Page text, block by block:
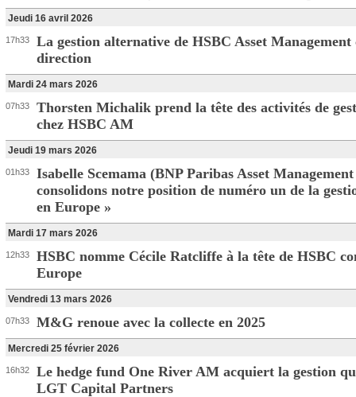
Jeudi 16 avril 2026
17h33
La gestion alternative de HSBC Asset Management
direction
Mardi 24 mars 2026
07h33
Thorsten Michalik prend la tête des activités de
chez HSBC AM
Jeudi 19 mars 2026
01h33
Isabelle Scemama (BNP Paribas Asset
consolidons notre position de numéro un de la
en Europe »
Mardi 17 mars 2026
12h33
HSBC nomme Cécile Ratcliffe à la tête de HSBC
Europe
Vendredi 13 mars 2026
07h33 M&G renoue avec la collecte en 2025
Mercredi 25 février 2026
16h32
Le hedge fund One River AM acquiert la gestion
LGT Capital Partners